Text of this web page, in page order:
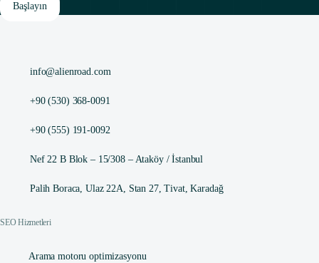
Başlayın
info@alienroad.com
+90 (530) 368-0091
+90 (555) 191-0092
Nef 22 B Blok – 15/308 – Ataköy / İstanbul
Palih Boraca, Ulaz 22A, Stan 27, Tivat, Karadağ
SEO Hizmetleri
Arama motoru optimizasyonu